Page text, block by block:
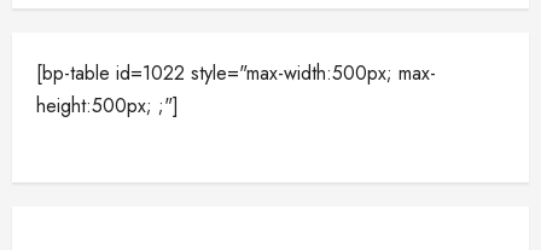
[bp-table id=1022 style="max-width:500px; max-
height:500px; ;"]